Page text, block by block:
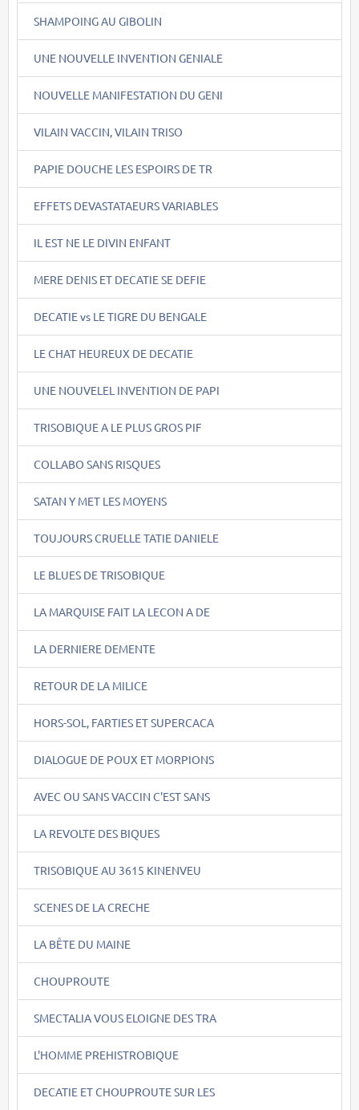
SHAMPOING AU GIBOLIN
UNE NOUVELLE INVENTION GENIALE
NOUVELLE MANIFESTATION DU GENI
VILAIN VACCIN, VILAIN TRISO
PAPIE DOUCHE LES ESPOIRS DE TR
EFFETS DEVASTATAEURS VARIABLES
IL EST NE LE DIVIN ENFANT
MERE DENIS ET DECATIE SE DEFIE
DECATIE vs LE TIGRE DU BENGALE
LE CHAT HEUREUX DE DECATIE
UNE NOUVELEL INVENTION DE PAPI
TRISOBIQUE A LE PLUS GROS PIF
COLLABO SANS RISQUES
SATAN Y MET LES MOYENS
TOUJOURS CRUELLE TATIE DANIELE
LE BLUES DE TRISOBIQUE
LA MARQUISE FAIT LA LECON A DE
LA DERNIERE DEMENTE
RETOUR DE LA MILICE
HORS-SOL, FARTIES ET SUPERCACA
DIALOGUE DE POUX ET MORPIONS
AVEC OU SANS VACCIN C'EST SANS
LA REVOLTE DES BIQUES
TRISOBIQUE AU 3615 KINENVEU
SCENES DE LA CRECHE
LA BÊTE DU MAINE
CHOUPROUTE
SMECTALIA VOUS ELOIGNE DES TRA
L'HOMME PREHISTROBIQUE
DECATIE ET CHOUPROUTE SUR LES